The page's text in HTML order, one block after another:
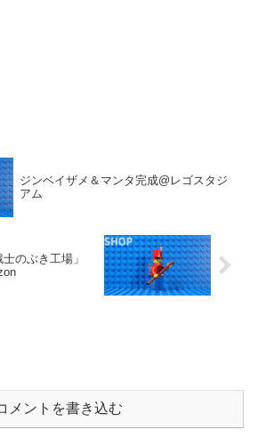
ジンベイザメ＆マンタ完成@レゴスタジ
アム
のぶき工場」
メントを書き込む